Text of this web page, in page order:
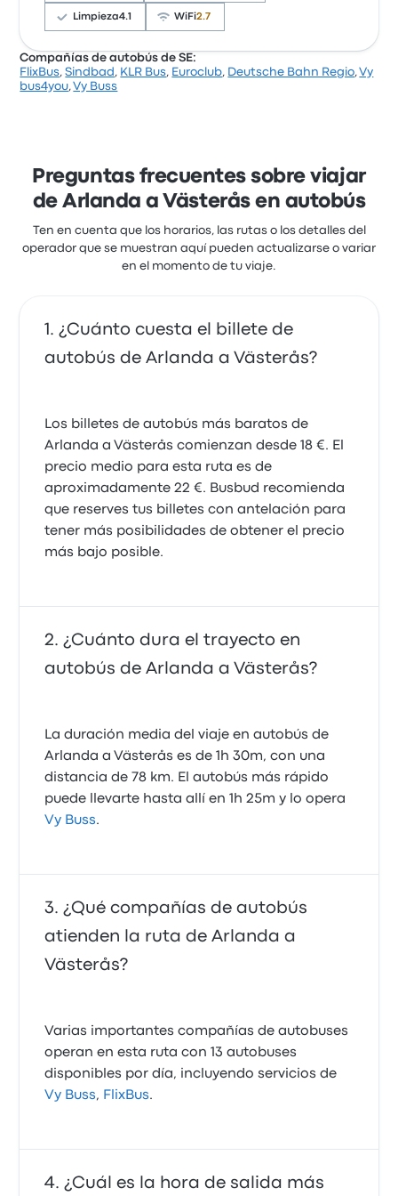
para este viaje cuestan como mínimo 19 €
Limpieza4.1 WiFi2.7
Basándose en 14993 reseñas, la empresa ha
para este viaje cuestan como mínimo 18 €
Compañías de autobús de SE:
FlixBus,Sindbad , KLR Bus, Euroclub, Deutsche Bahn Regio,Vy
bus4you,Vy Buss
Preguntas frecuentes sobre viajar
de Arlanda a Västerås en autobús
Ten en cuenta que los horarios, las rutas o los detalles del
operador que se muestran aquí pueden actualizarse o variar
en el momento de tu viaje.
¿Cuánto cuesta el billete de
autobús de Arlanda a Västerås?
Los billetes de autobús más baratos de
Arlanda a Västerås comienzan desde 18 €. El
precio medio para esta ruta es de
aproximadamente 22 €. Busbud recomienda
que reserves tus billetes con antelación para
tener más posibilidades de obtener el precio
más bajo posible.
¿Cuánto dura el trayecto en
autobús de Arlanda a Västerås?
La duración media del viaje en autobús de
Arlanda a Västerås es de 1h 30m, con una
distancia de 78 km. El autobús más rápido
puede llevarte hasta allí en 1h 25m y lo opera
Vy Buss.
¿Qué compañías de autobús
atienden la ruta de Arlanda a
Västerås?
Varias importantes compañías de autobuses
operan en esta ruta con 13 autobuses
disponibles por día, incluyendo servicios de
Vy Buss, FlixBus.
¿Cuál es la hora de salida más